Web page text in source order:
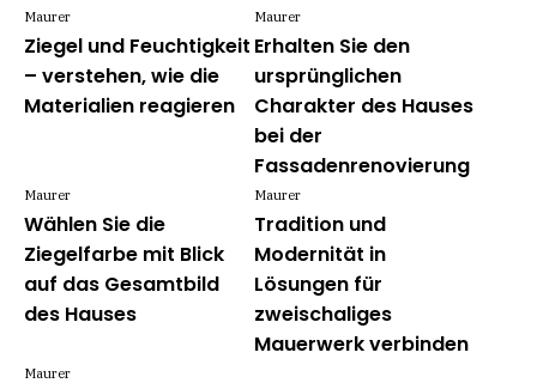
Ziegel und Feuchtigkeit
– verstehen, wie die
Materialien reagieren
Maurer
Erhalten Sie den
ursprünglichen
Charakter des Hauses
bei der
Fassadenrenovierung
Maurer
Wählen Sie die
Ziegelfarbe mit Blick
auf das Gesamtbild
des Hauses
Maurer
Tradition und
Modernität in
Lösungen für
zweischaliges
Mauerwerk verbinden
Maurer
Maurer